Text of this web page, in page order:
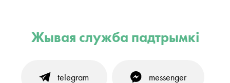
Жывая служба падтрымкі
telegram messenger